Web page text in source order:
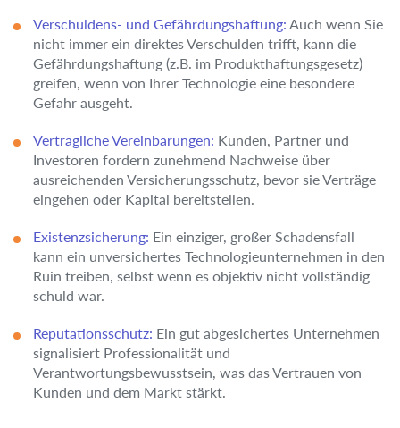
Verschuldens- und Gefährdungshaftung: Auch wenn Sie
nicht immer ein direktes Verschulden trifft, kann die
Gefährdungshaftung (z.B. im Produkthaftungsgesetz)
greifen, wenn von Ihrer Technologie eine besondere
Gefahr ausgeht.
Vertragliche Vereinbarungen: Kunden, Partner und
Investoren fordern zunehmend Nachweise über
ausreichenden Versicherungsschutz, bevor sie Verträge
eingehen oder Kapital bereitstellen.
Existenzsicherung: Ein einziger, großer Schadensfall
kann ein unversichertes Technologieunternehmen in den
Ruin treiben, selbst wenn es objektiv nicht vollständig
schuld war.
Reputationsschutz: Ein gut abgesichertes Unternehmen
signalisiert Professionalität und
Verantwortungsbewusstsein, was das Vertrauen von
Kunden und dem Markt stärkt.